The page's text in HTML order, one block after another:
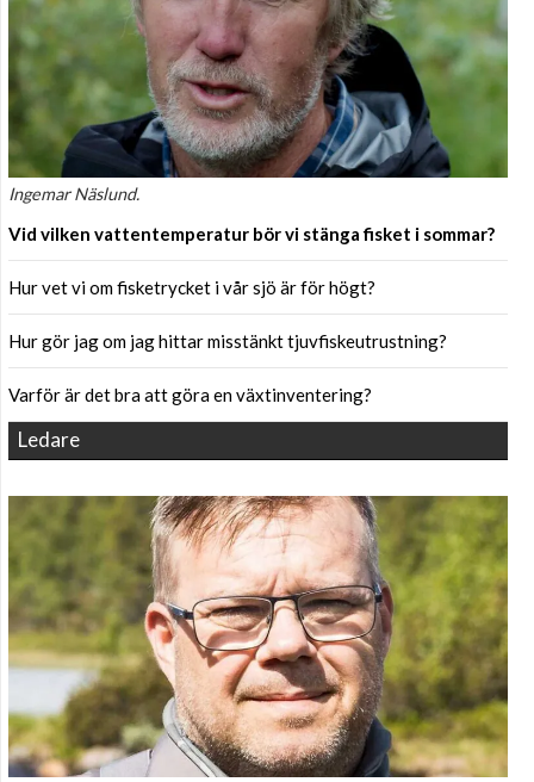
Ingemar Näslund.
Vid vilken vattentemperatur bör vi stänga fisket i sommar?
Hur vet vi om fisketrycket i vår sjö är för högt?
Hur gör jag om jag hittar misstänkt tjuvfiskeutrustning?
Varför är det bra att göra en växtinventering?
Ledare